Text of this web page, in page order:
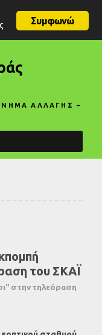
ΑΛΛΑΓΗΣ –
του ΣΚΑΪ
στην τηλεόραση
Συμφωνώ